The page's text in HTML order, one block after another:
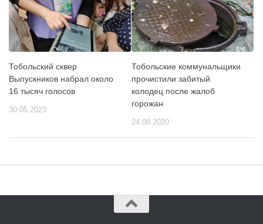
Тобольский сквер
Выпускников набрал около
16 тысяч голосов
30.05.2023
Тобольские коммунальщики
прочистили забитый
колодец после жалоб
горожан
24.08.2020